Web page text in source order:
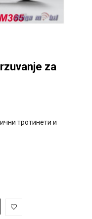
za
тротинети и